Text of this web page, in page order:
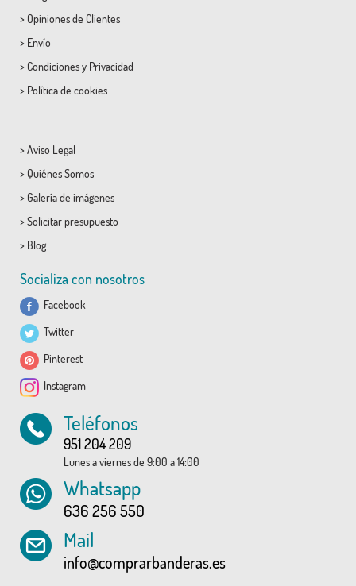
> Opiniones de Clientes
> Envío
> Condicionesy Privacidad
> Política de cookies
> Aviso Legal
> Quiénes Somos
> Galería de imágenes
> Solicitar presupuesto
> Blog
Socializa con nosotros
Facebook
Twitter
Pinterest
Instagram
Teléfonos
951 204 209
Lunes a viernes de 9:00 a 14:00
Whatsapp
636 256 550
Mail
info@comprarbanderas.es